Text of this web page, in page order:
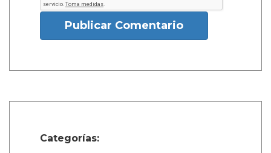
Publicar Comentario
Categorías: